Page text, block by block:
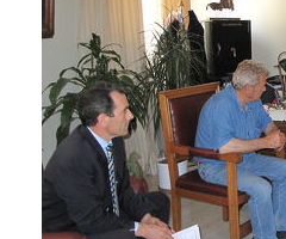
ΠΟΛΙΤΙΣΜΟΣ
ΑΝΘΕΚΤΙΚΗ
ΠΟΛΗ